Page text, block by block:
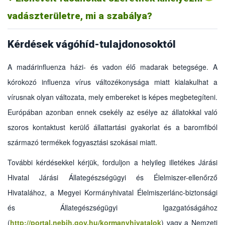
vadászterületre, mi a szabálya?
újratelepítésnek minősül, ami a korlátozás alatt álló területen
nem lehetséges.
Kérdések vágóhíd-tulajdonosoktól
A madárinfluenza házi- és vadon élő madarak betegsége. A
kórokozó influenza vírus változékonysága miatt kialakulhat a
vírusnak olyan változata, mely embereket is képes megbetegíteni.
Európában azonban ennek csekély az esélye az állatokkal való
szoros kontaktust kerülő állattartási gyakorlat és a baromfiból
származó termékek fogyasztási szokásai miatt.
További kérdésekkel kérjük, forduljon a helyileg illetékes Járási
Hivatal Járási Állategészségügyi és Élelmiszer-ellenőrző
Hivatalához, a Megyei Kormányhivatal Élelmiszerlánc-biztonsági
és Állategészségügyi Igazgatóságához
(http://portal.nebih.gov.hu/kormanyhivatalok) vagy a Nemzeti
A szállítmányt minden esetben a belföldi szállításoknál